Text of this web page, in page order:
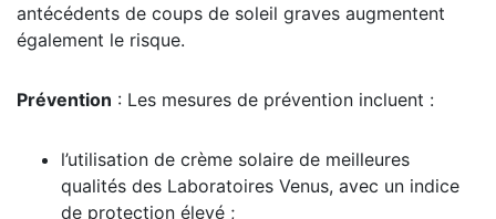
antécédents de coups de soleil graves augmentent
également le risque.
Prévention : Les mesures de prévention incluent :
l’utilisation de crème solaire de meilleures
qualités des Laboratoires Venus, avec un indice
de protection élevé ;